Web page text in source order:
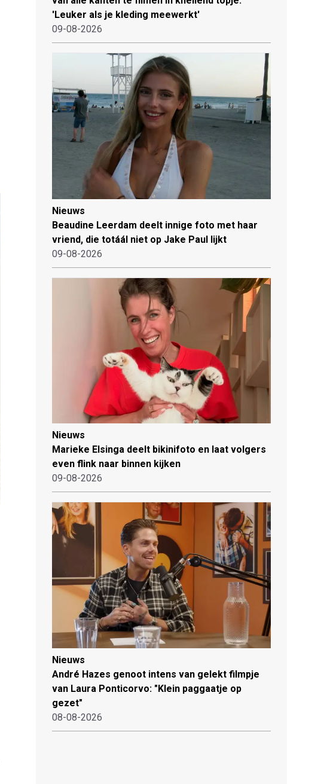
'Leuker als je kleding meewerkt'
09-08-2026
Nieuws
Beaudine Leerdam deelt innige foto met haar
vriend, die totáál niet op Jake Paul lijkt
09-08-2026
Nieuws
Marieke Elsinga deelt bikinifoto en laat volgers
even flink naar binnen kijken
09-08-2026
Nieuws
André Hazes genoot intens van gelekt filmpje
van Laura Ponticorvo: "Klein paggaatje op
gezet"
08-08-2026